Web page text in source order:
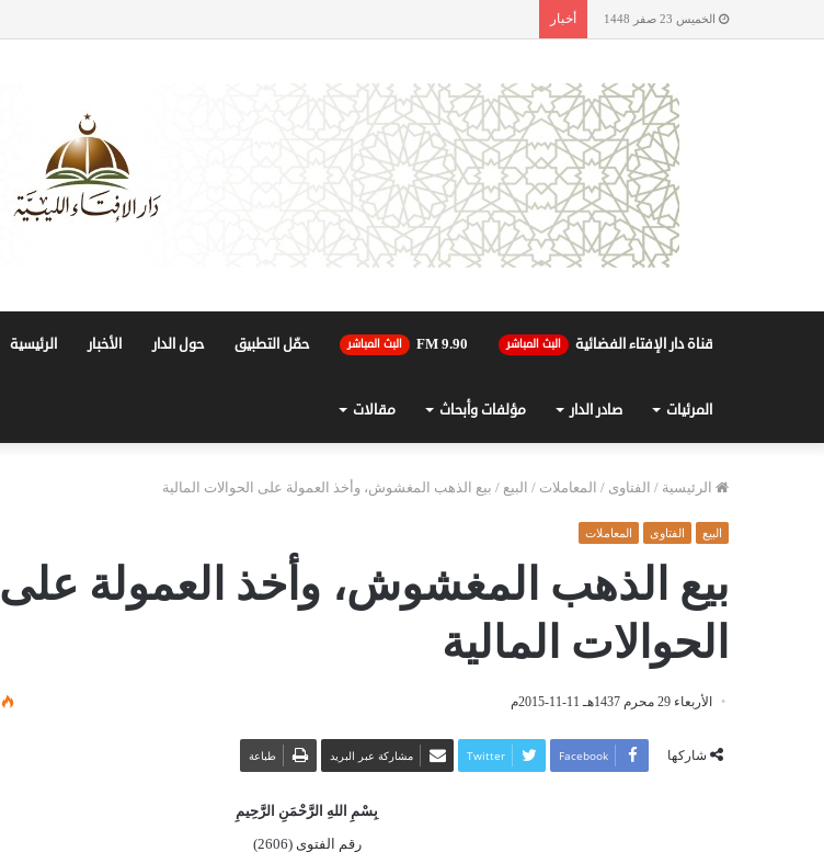
الخميس 23 صفر 1448 أخبار
قناة دار الإفتاء الفضائية البث المباشر 90.FM 9 البث المباشر حمّل التطبيق حول الدار الأخبار الرئيسية
المرئيات صادر الدار مؤلفات وأبحاث مقالات
الرئيسية / الفتاوى / المعاملات / البيع / بيع الذهب المغشوش، وأخذ العمولة على الحوالات المالية
البيع الفتاوى المعاملات
بيع الذهب المغشوش، وأخذ العمولة على
الحوالات المالية
الأربعاء 29 محرم 1437هـ 11-11-2015م
شاركها Facebook
Twitter مشاركة عبر البريد طباعة
بِسْمِ اللهِ الرَّحْمَنِ الرَّحِيمِ
رقم الفتوى (2606)